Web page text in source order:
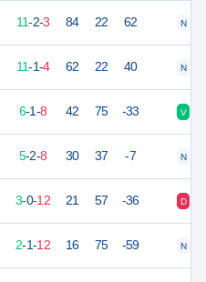
11-2-3 84 22 62 N
11-1-4 62 22 40 N
6-1-8 42 75 -33 V
5-2-8 30 37 -7 N
3-0-12 21 57 -36 D
2-1-12 16 75 -59 N